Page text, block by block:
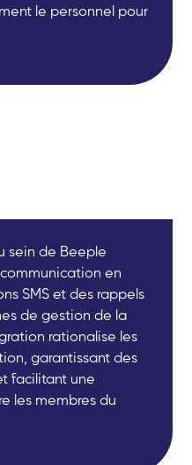
le personnel pour
sein de Beeple
en
SMS et des rappels
de gestion de la
rationalise les
garantissant des
facilitant une
les membres du